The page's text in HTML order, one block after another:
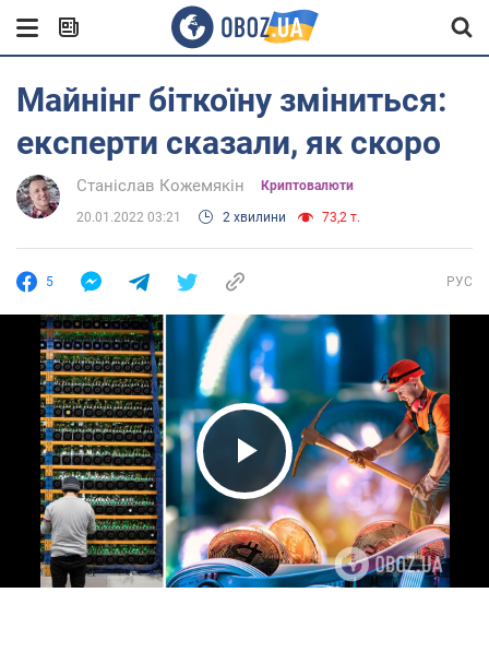
Майнінг біткоїну зміниться:
експерти сказали, як скоро
Станіслав Кожемякін Криптовалюти
20.01.2022 03:21 2 хвилини 73,2 т.
5 РУС
Play Video